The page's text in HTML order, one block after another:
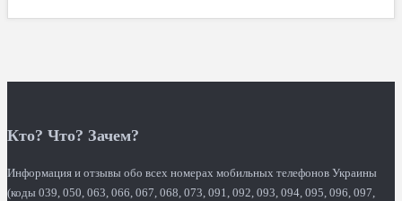
Кто? Что? Зачем?
Информация и отзывы обо всех номерах мобильных телефонов Украины
(коды 039, 050, 063, 066, 067, 068, 073, 091, 092, 093, 094, 095, 096, 097,